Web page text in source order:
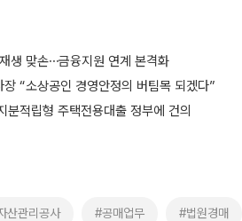
생 맞손⋯금융지원 연계 본격화
장 “소상공인 경영안정의 버팀목 되겠다”
적립형 주택전용대출 정부에 건의
산관리공사 #공매업무 #법원경매